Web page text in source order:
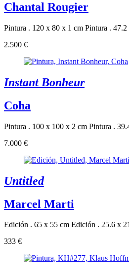
Chantal Rougier
Pintura . 120 x 80 x 1 cm Pintura .
2.500 €
Instant Bonheur
Coha
Pintura . 100 x 100 x 2 cm Pintura .
7.000 €
Untitled
Marcel Marti
Edición . 65 x 55 cm Edición . 25.6 x
333 €